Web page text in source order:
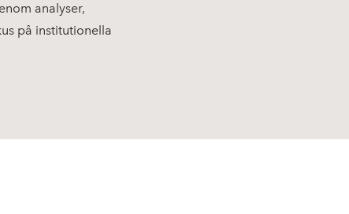
analyser,
på institutionella